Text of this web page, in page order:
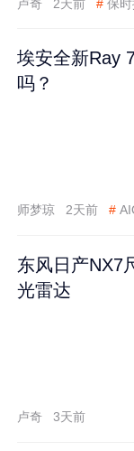
卢奇 2天前 # 保
埃安全新Ray
吗？
师梦琼 2天前 #
东风日产NX7
光雷达
卢奇 3天前